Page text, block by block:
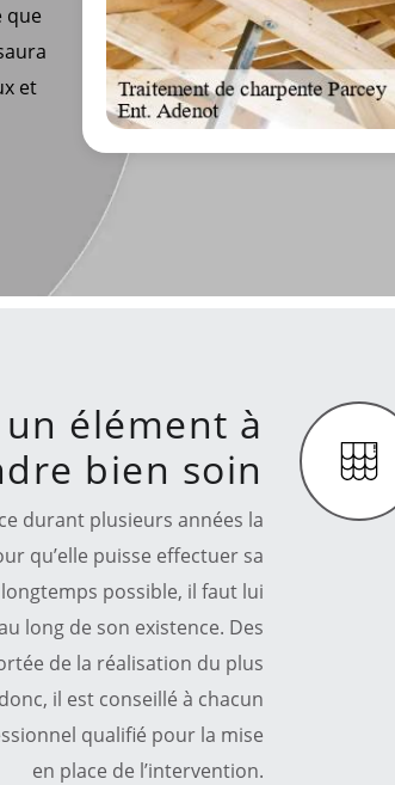
que
et
élément à
bien soin
durant plusieurs années la
qu’elle puisse effectuer sa
possible, il faut lui
long de son existence. Des
de la réalisation du plus
il est conseillé à chacun
qualifié pour la mise
en place de l’intervention.